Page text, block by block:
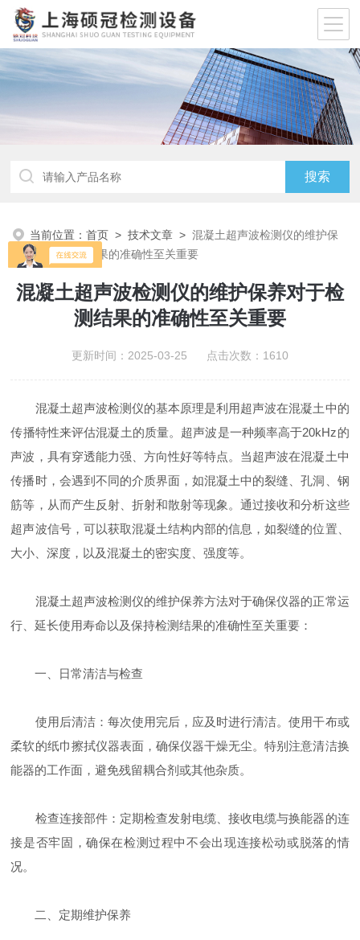
当前位置：首页 >技术文章 >混凝土超声波检测仪的维护保
养对于检测结果的准确性至关重要
混凝土超声波检测仪的维护保养对于检
测结果的准确性至关重要
更新时间：2025-03-25 点击次数：1610
混凝土超声波检测仪的基本原理是利用超声波在混凝土中的
传播特性来评估混凝土的质量。超声波是一种频率高于20kHz的
声波，具有穿透能力强、方向性好等特点。当超声波在混凝土中
传播时，会遇到不同的介质界面，如混凝土中的裂缝、孔洞、钢
筋等，从而产生反射、折射和散射等现象。通过接收和分析这些
超声波信号，可以获取混凝土结构内部的信息，如裂缝的位置、
大小、深度，以及混凝土的密实度、强度等。
混凝土超声波检测仪的维护保养方法对于确保仪器的正常运
行、延长使用寿命以及保持检测结果的准确性至关重要：
一、日常清洁与检查
使用后清洁：每次使用完后，应及时进行清洁。使用干布或
柔软的纸巾擦拭仪器表面，确保仪器干燥无尘。特别注意清洁换
能器的工作面，避免残留耦合剂或其他杂质。
检查连接部件：定期检查发射电缆、接收电缆与换能器的连
接是否牢固，确保在检测过程中不会出现连接松动或脱落的情
况。
二、定期维护保养